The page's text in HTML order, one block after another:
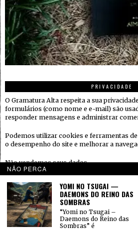
PRIVACIDADE
O Gramatura Alta respeita a sua
formulários (como nome e e-mail) são
responder mensagens e administrar
Podemos utilizar cookies e ferramentas
o desempenho do site e melhorar a
Não vendemos seus dados.
Quando houver serviços de terceiros (ex.:
sociais), eles podem coletar informações
políticas.
NÃO PERCA
YOMI NO TSUGAI —
DAEMONS DO REINO DAS
SOMBRAS
“Yomi no Tsugai –
Daemons do Reino das
Sombras” é